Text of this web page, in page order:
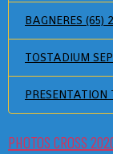
BAGNERES (65)
TOSTADIUM
PRESENTATION
PHOTOS CROSS